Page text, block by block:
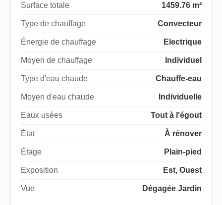
Surface totale 1459.76 m²
Type de chauffage Convecteur
Énergie de chauffage Electrique
Moyen de chauffage Individuel
Type d'eau chaude Chauffe-eau
Moyen d'eau chaude Individuelle
Eaux usées Tout à l'égout
État À rénover
Étage Plain-pied
Exposition Est, Ouest
Vue Dégagée Jardin